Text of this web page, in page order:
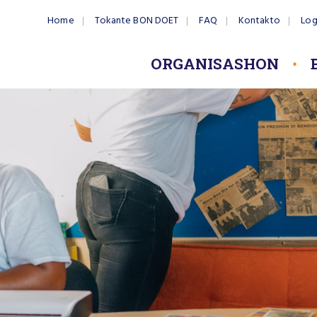
ORGANISASHON
Home Tokante BON DOET FAQ Kontakto